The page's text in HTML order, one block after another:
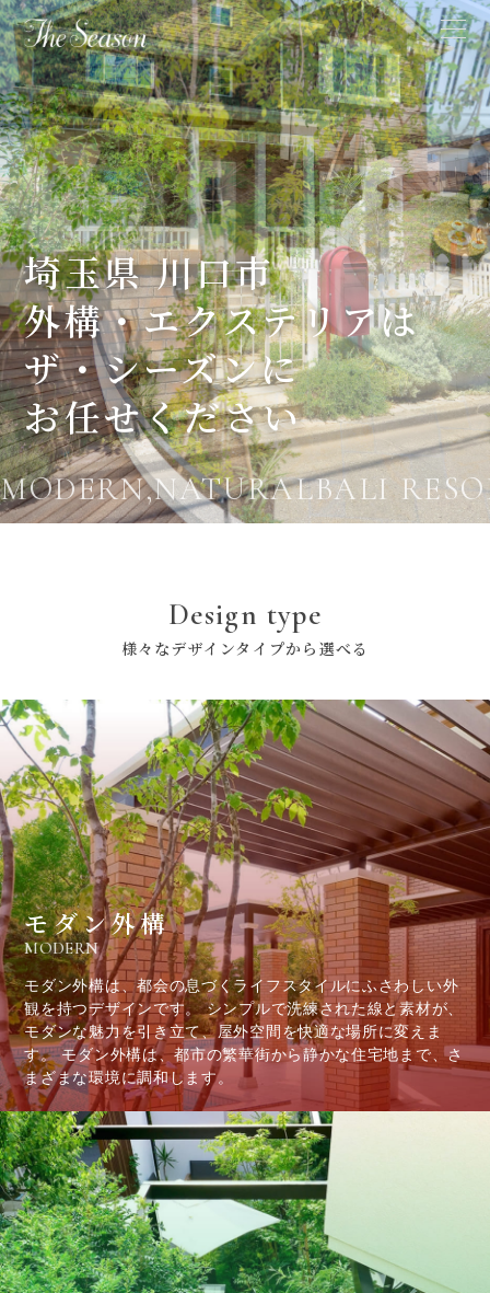
埼玉県 川口市
外構・エクステリアは
ザ・シーズンに
お任せください
MODERN,NATURALBALI
Design type
様々なデザインタイプから選べる
モダン外構
MODERN
モダン外構は、都会の息づくライフスタイルにふさわしい外
観を持つデザインです。 シンプルで洗練された線と素材が、
モダンな魅力を引き立て、屋外空間を快適な場所に変えま
す。 モダン外構は、都市の繁華街から静かな住宅地まで、さ
まざまな環境に調和します。